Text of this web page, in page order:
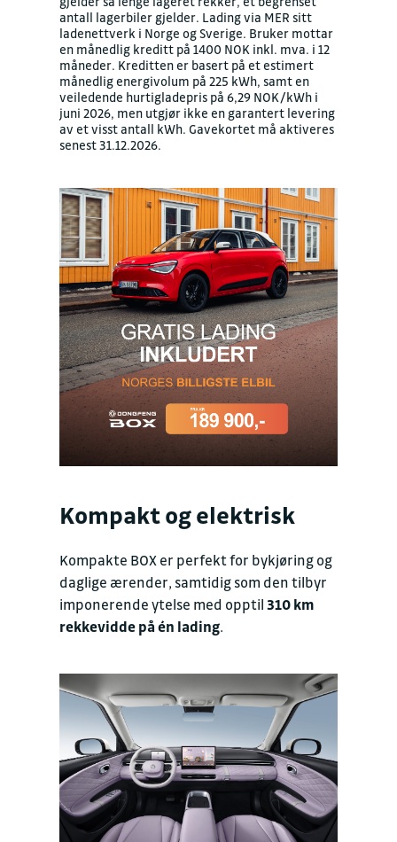
antall lagerbiler gjelder. Lading via MER sitt
ladenettverk i Norge og Sverige. Bruker mottar
en månedlig kreditt på 1400 NOK inkl. mva. i 12
måneder. Kreditten er basert på et estimert
månedlig energivolum på 225 kWh, samt en
veiledende hurtigladepris på 6,29 NOK/kWh i
juni 2026, men utgjør ikke en garantert levering
av et visst antall kWh. Gavekortet må aktiveres
senest 31.12.2026.
Kompakt og elektrisk
Kompakte BOX er perfekt for bykjøring og
daglige ærender, samtidig som den tilbyr
imponerende ytelse med opptil 310 km
rekkevidde på én lading.